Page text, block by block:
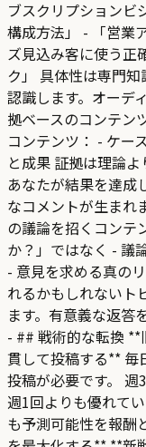
ブスクリプションビ
構成方法」 - 「営業
ズ見込み客に使う正
ク」 具体性は専門
認識します。オーデ
拠ベースのコンテン
コンテンツ： - ケー
と成果 証拠は理論
あなたが結果を達成
なコメントが生まれ
の議論を招くコンテ
か？」ではなく - 議
- 意見を求める真の
れるかもしれないト
ます。有意義な返答
- ## 戦術的な転換
貫して投稿する** 毎
投稿が必要です。
週1回よりも優れて
も予測可能性を報酬